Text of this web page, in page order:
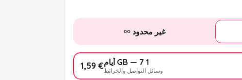
غير محدود
1 GB — 7 أيام
وسائل التواصل والخرائط€ 1,59